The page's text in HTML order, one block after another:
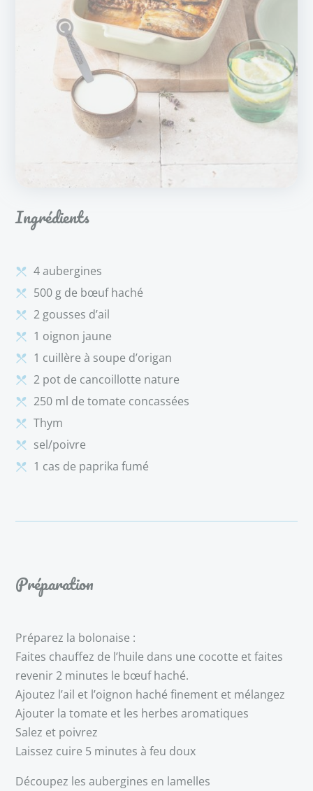
Ingrédients
4 aubergines
500 g de bœuf haché
2 gousses d’ail
1 oignon jaune
1 cuillère à soupe d’origan
2 pot de cancoillotte nature
250 ml de tomate concassées
Thym
sel/poivre
1 cas de paprika fumé
Préparation
Préparez la bolonaise :
Faites chauffez de l’huile dans une cocotte et faites
revenir 2 minutes le bœuf haché.
Ajoutez l’ail et l’oignon haché finement et mélangez
Ajouter la tomate et les herbes aromatiques
Salez et poivrez
Laissez cuire 5 minutes à feu doux
Découpez les aubergines en lamelles